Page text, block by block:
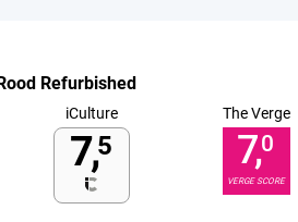
Refurbished
iCulture
7,5
The Verge
7,0
VERGE SCORE